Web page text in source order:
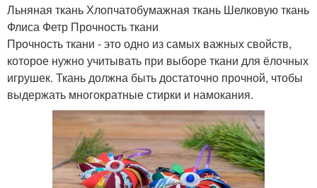
Льняная ткань Хлопчатобумажная ткань Шелковую ткань
Флиса Фетр Прочность ткани
Прочность ткани - это одно из самых важных свойств,
которое нужно учитывать при выборе ткани для ёлочных
игрушек. Ткань должна быть достаточно прочной, чтобы
выдержать многократные стирки и намокания.